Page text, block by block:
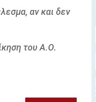
αν και δεν
του Α.Ο.